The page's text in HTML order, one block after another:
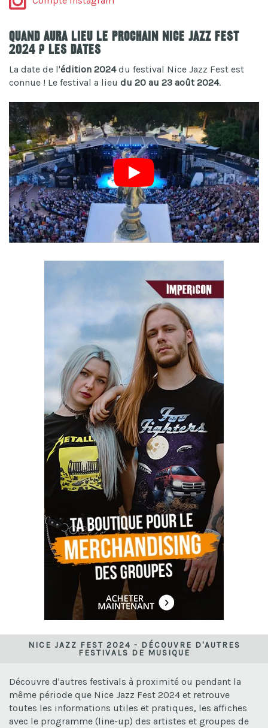
Quand aura lieu le prochain Nice Jazz Fest
2024 ? Les dates
La date de l'édition 2024du festival Nice Jazz Fest est
connue ! Le festival a lieu du 20 au 23 août 2024.
NICE JAZZ FEST 2024 - DÉCOUVRE D'AUTRES
FESTIVALS DE MUSIQUE
Découvre d'autres festivals à proximité ou pendant la
même période que Nice Jazz Fest 2024 et retrouve
toutes les informations utiles et pratiques, les affiches
avec le programme (line-up) des artistes et groupes de